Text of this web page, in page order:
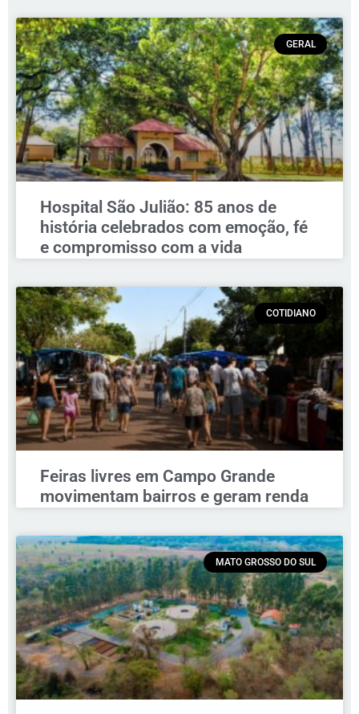
GERAL
Hospital São Julião: 85 anos de
história celebrados com emoção, fé
e compromisso com a vida
COTIDIANO
Feiras livres em Campo Grande
movimentam bairros e geram renda
MATO GROSSO DO SUL